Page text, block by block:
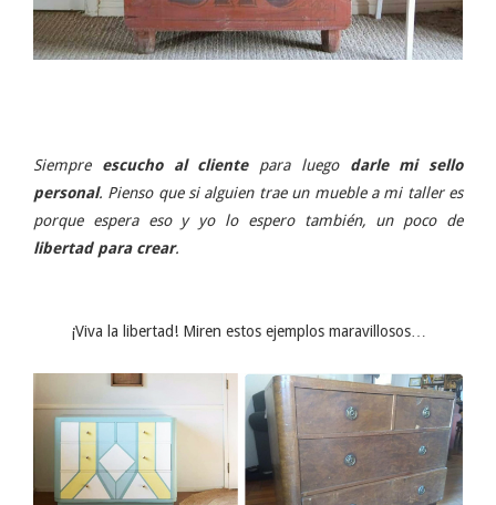
Siempre escucho al clientepara luego darle mi sello
personal. Pienso que si alguien trae un mueble a mi taller es
porque espera eso y yo lo espero también, un poco de
libertad para crear.
¡Viva la libertad! Miren estos ejemplos maravillosos…